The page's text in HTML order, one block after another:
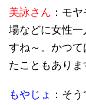
美詠さん ：モ
場などに女性
すね～。かつ
たこともありま
もやじょ ：そ